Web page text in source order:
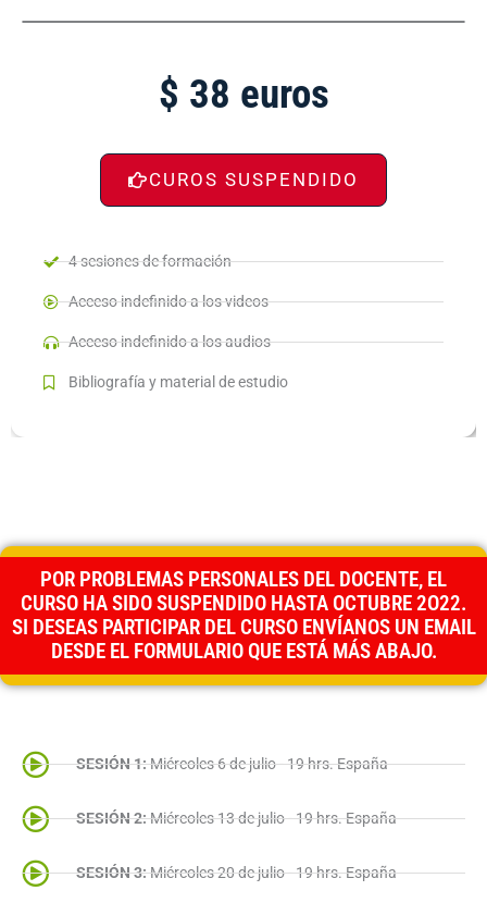
$ 38 euros
CUROS SUSPENDIDO
4 sesiones de formación
Acceso indefinido a los videos
Acceso indefinido a los audios
Bibliografía y material de estudio
POR PROBLEMAS PERSONALES DEL DOCENTE, EL
CURSO HA SIDO SUSPENDIDO HASTA OCTUBRE 2O22.
SI DESEAS PARTICIPAR DEL CURSO ENVÍANOS UN EMAIL
DESDE EL FORMULARIO QUE ESTÁ MÁS ABAJO.
SESIÓN 1:Miércoles 6 de julio - 19 hrs. España
SESIÓN 2:Miércoles 13 de julio - 19 hrs. España
SESIÓN 3:Miércoles 20 de julio - 19 hrs. España